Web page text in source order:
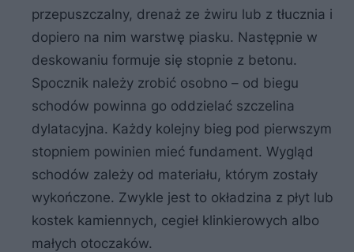
przepuszczalny, drenaż ze żwiru lub z tłucznia i
dopiero na nim warstwę piasku. Następnie w
deskowaniu formuje się stopnie z betonu.
Spocznik należy zrobić osobno – od biegu
schodów powinna go oddzielać szczelina
dylatacyjna. Każdy kolejny bieg pod pierwszym
stopniem powinien mieć fundament. Wygląd
schodów zależy od materiału, którym zostały
wykończone. Zwykle jest to okładzina z płyt lub
kostek kamiennych, cegieł klinkierowych albo
małych otoczaków.